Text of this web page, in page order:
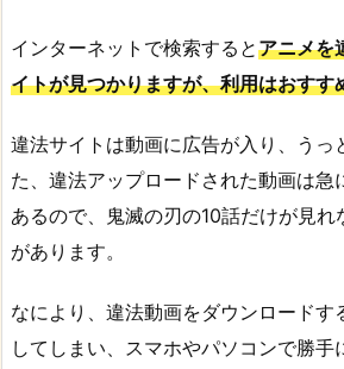
インターネットで検索するとアニメを
イトが見つかりますが、利用はおすす
違法サイトは動画に広告が入り、うっ
た、違法アップロードされた動画は急
あるので、鬼滅の刃の10話だけが見れ
があります。
なにより、違法動画をダウンロードす
してしまい、スマホやパソコンで勝手